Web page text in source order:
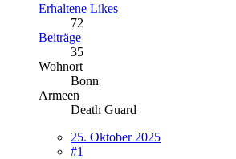
Erhaltene Likes
72
Beiträge
35
Wohnort
Bonn
Armeen
Death Guard
25. Oktober 2025
#1